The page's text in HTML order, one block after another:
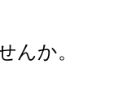
んか。